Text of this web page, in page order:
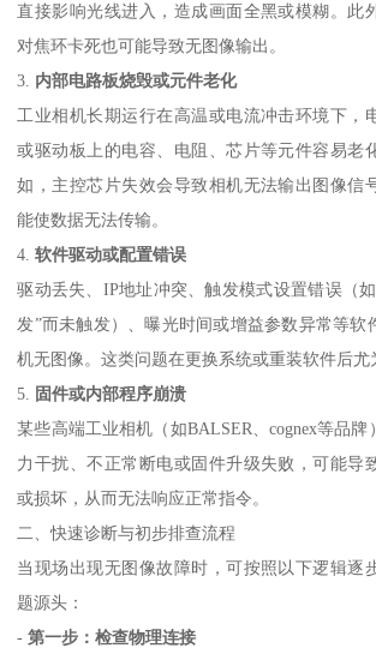
直接影响光线进入，造成画面全黑或模糊。此
对焦环卡死也可能导致无图像输出。
3. 内部电路板烧毁或元件老化
工业相机长期运行在高温或电流冲击环境下，
或驱动板上的电容、电阻、芯片等元件容易老
如，主控芯片失效会导致相机无法输出图像信
能使数据无法传输。
4.软件驱动或配置错误
驱动丢失、IP地址冲突、触发模式设置错误（
发”而未触发）、曝光时间或增益参数异常等软
机无图像。这类问题在更换系统或重装软件后尤
5.
固件或内部程序崩溃
某些高端工业相机（如BALSER、cognex等品
力干扰、不正常断电或固件升级失败，可能导
或损坏，从而无法响应正常指令。
二、快速诊断与初步排查流程
当现场出现无图像故障时，可按照以下逻辑逐
题源头：
-第一步：检查物理连接